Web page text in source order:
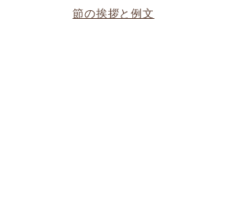
節の挨拶と例文